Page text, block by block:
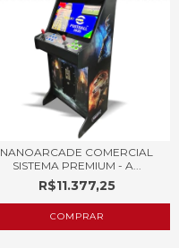
NANOARCADE COMERCIAL
SISTEMA PREMIUM - A...
R$11.377,25
COMPRAR